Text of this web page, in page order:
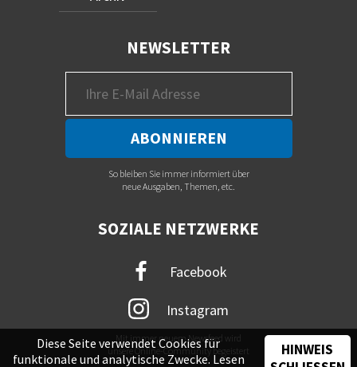
NEWSLETTER
So bleiben Sie immer informiert über
neue Ausgaben, Themen, etc.
SOZIALE NETZWERKE
Facebook
Instagram
Mit immer neuem Newsfeed wird
unsere Online-Community begeistert
Diese Seite verwendet Cookies für
funktionale und analytische Zwecke. Lesen
HINWEIS